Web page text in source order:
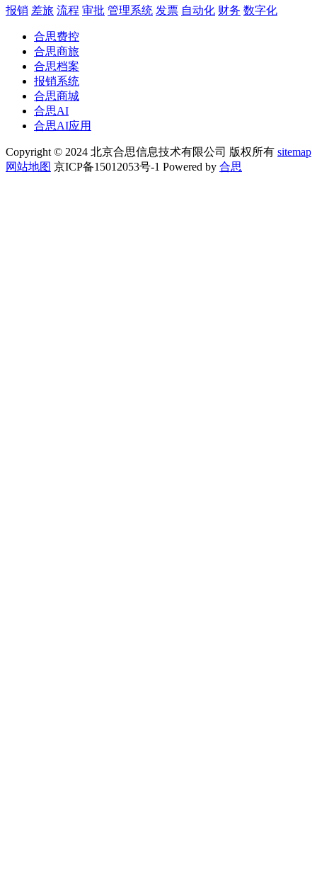
报销 差旅 流程 审批 管理系统 发票 自动化 财务 数字化
合思费控
合思商旅
合思档案
报销系统
合思商城
合思AI
合思AI应用
Copyright © 2024 北京合思信息技术有限公司 版权所有 sitemap
网站地图 京ICP备15012053号-1 Powered by 合思